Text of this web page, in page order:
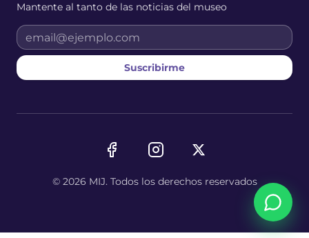
Mantente al tanto de las noticias del museo
Suscribirme
© 2026 MIJ. Todos los derechos reservados